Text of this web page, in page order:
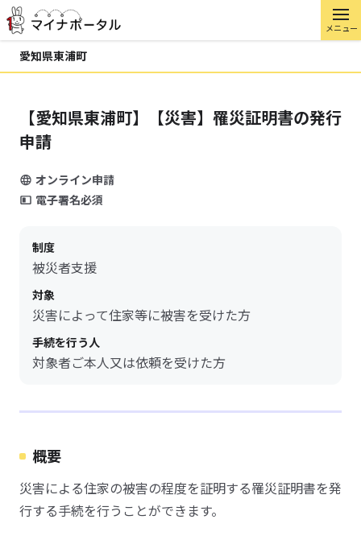
メニュー
愛知県東浦町
【愛知県東浦町】【災害】罹災証明書の発行
申請
オンライン申請
電子署名必須
制度
被災者支援
対象
災害によって住家等に被害を受けた方
手続を行う人
対象者ご本人又は依頼を受けた方
概要
災害による住家の被害の程度を証明する罹災証明書を発
行する手続を行うことができます。